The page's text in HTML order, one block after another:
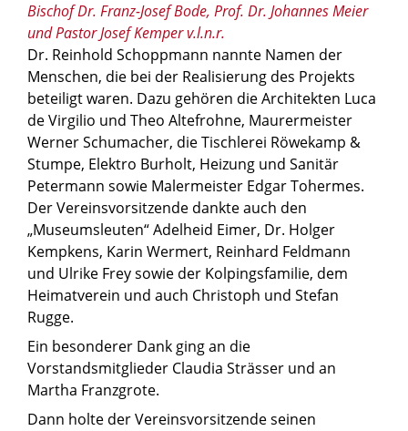
Bischof Dr. Franz-Josef Bode, Prof. Dr. Johannes Meier
und Pastor Josef Kemper v.l.n.r.
Dr. Reinhold Schoppmann nannte Namen der
Menschen, die bei der Realisierung des Projekts
beteiligt waren. Dazu gehören die Architekten Luca
de Virgilio und Theo Altefrohne, Maurermeister
Werner Schumacher, die Tischlerei Röwekamp &
Stumpe, Elektro Burholt, Heizung und Sanitär
Petermann sowie Malermeister Edgar Tohermes.
Der Vereinsvorsitzende dankte auch den
„Museumsleuten“ Adelheid Eimer, Dr. Holger
Kempkens, Karin Wermert, Reinhard Feldmann
und Ulrike Frey sowie der Kolpingsfamilie, dem
Heimatverein und auch Christoph und Stefan
Rugge.
Ein besonderer Dank ging an die
Vorstandsmitglieder Claudia Strässer und an
Martha Franzgrote.
Dann holte der Vereinsvorsitzende seinen